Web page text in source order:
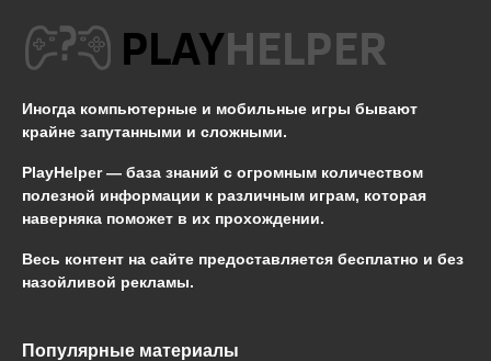
Иногда компьютерные и мобильные игры бывают
крайне запутанными и сложными.
PlayHelper — база знаний с огромным количеством
полезной информации к различным играм, которая
наверняка поможет в их прохождении.
Весь контент на сайте предоставляется бесплатно и без
назойливой рекламы.
Популярные материалы